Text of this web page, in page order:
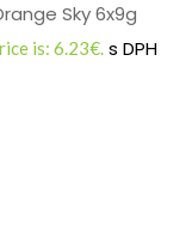
Sky 6x9g
is: 6.23€. s DPH